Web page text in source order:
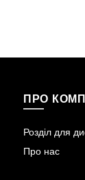
ПРО
Розділ для
Про нас